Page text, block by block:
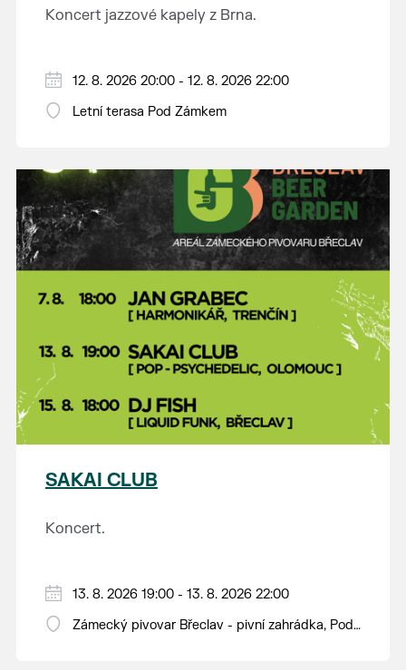
Koncert jazzové kapely z Brna.
12. 8. 2026 20:00 - 12. 8. 2026 22:00
Letní terasa Pod Zámkem
SAKAI CLUB
Koncert.
13. 8. 2026 19:00 - 13. 8. 2026 22:00
Zámecký pivovar Břeclav - pivní zahrádka, Pod